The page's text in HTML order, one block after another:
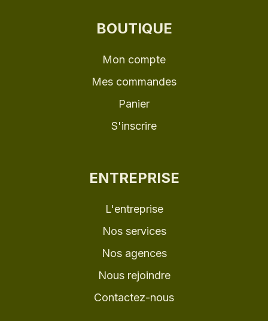
BOUTIQUE
Mon compte
Mes commandes
Panier
S'inscrire
ENTREPRISE
L'entreprise
Nos services
Nos agences
Nous rejoindre
Contactez-nous